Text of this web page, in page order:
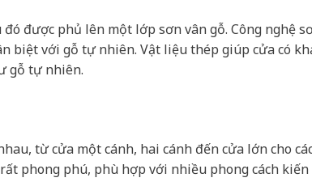
được phủ lên một lớp sơn vân gỗ. Công nghệ
biệt với gỗ tự nhiên. Vật liệu thép giúp cửa có
gỗ tự nhiên.
từ cửa một cánh, hai cánh đến cửa lớn cho
phong phú, phù hợp với nhiều phong cách